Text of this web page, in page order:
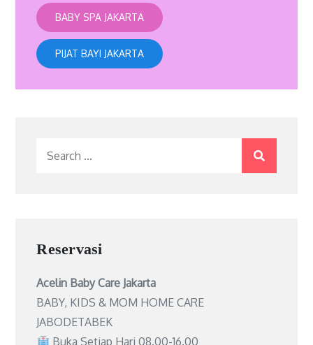
BABY SPA JAKARTA
PIJAT BAYI JAKARTA
Search
Reservasi
Acelin Baby Care Jakarta
BABY, KIDS & MOM HOME CARE
JABODETABEK
Buka Setiap Hari 08.00-16.00